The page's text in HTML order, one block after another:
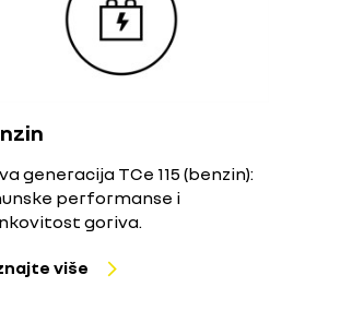
generacija TCe 115 (benzin):
performanse i
goriva.
više